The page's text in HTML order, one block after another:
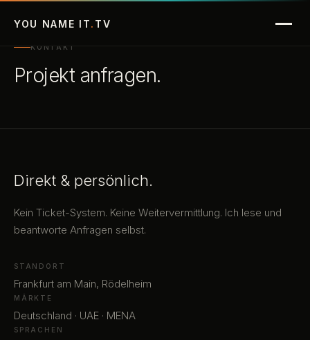
YOU NAME IT. TV
Picture Perfect
NormProof
Apps
Kontakt
KONTAKT
Projekt anfragen.
Direkt & persönlich.
Kein Ticket-System. Keine Weitervermittlung. Ich lese und
beantworte Anfragen selbst.
STANDORT
Frankfurt am Main, Rödelheim
MÄRKTE
Deutschland · UAE · MENA
SPRACHEN